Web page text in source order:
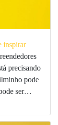
inspirar
precisando
pode
ser…